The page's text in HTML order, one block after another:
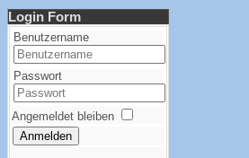
Login Form
Benutzername
Passwort
Angemeldet bleiben
Anmelden